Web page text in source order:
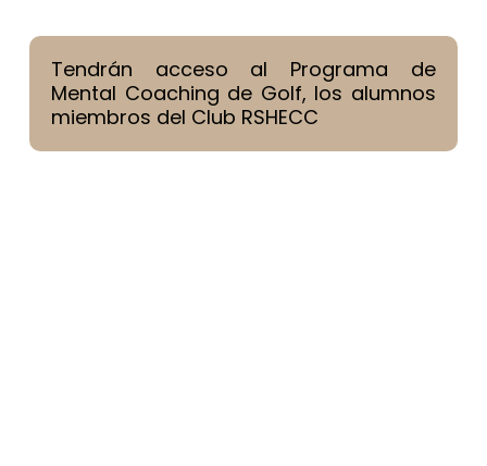
Tendrán acceso al Programa de
Mental Coaching de Golf, los alumnos
miembros del Club RSHECC